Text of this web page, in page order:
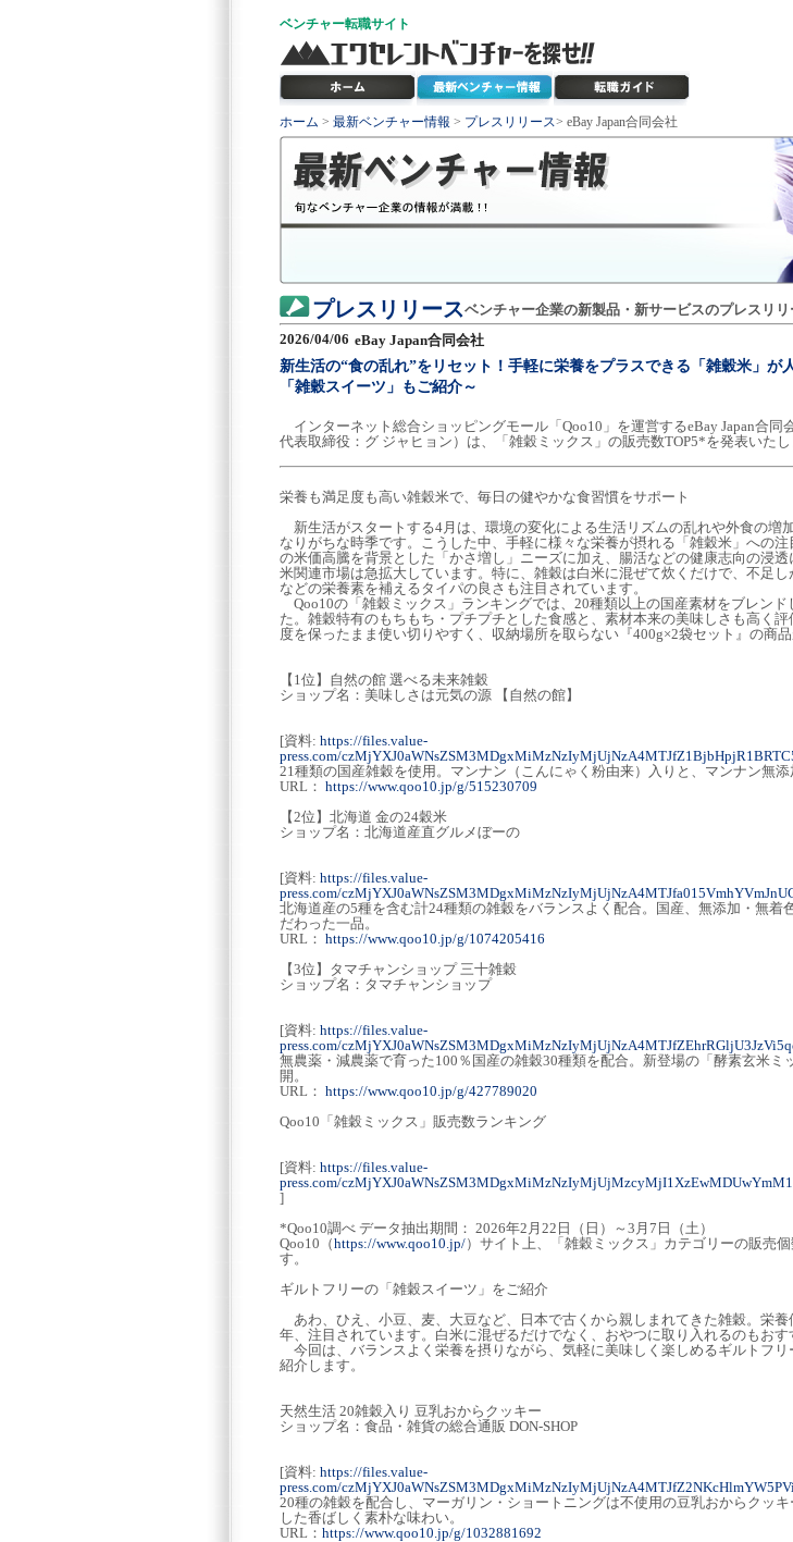
ベンチャー転職サイト
ホーム > 最新ベンチャー情報 > プレスリリース> eBay Japan合同会社
プレスリリースベンチャー企業の新製品・新サービスのプレスリリ
2026/04/06 eBay Japan合同会社
新生活の“食の乱れ”をリセット！手軽に栄養をプラスできる「雑穀米」が
「雑穀スイーツ」もご紹介～
インターネット総合ショッピングモール「Qoo10」を運営するeBay Japan合同
代表取締役：グ ジャヒョン）は、「雑穀ミックス」の販売数TOP5*を発表いたし
栄養も満足度も高い雑穀米で、毎日の健やかな食習慣をサポート
新生活がスタートする4月は、環境の変化による生活リズムの乱れや外食の増
なりがちな時季です。こうした中、手軽に様々な栄養が摂れる「雑穀米」への
の米価高騰を背景とした「かさ増し」ニーズに加え、腸活などの健康志向の浸
米関連市場は急拡大しています。特に、雑穀は白米に混ぜて炊くだけで、不足
などの栄養素を補えるタイパの良さも注目されています。
Qoo10の「雑穀ミックス」ランキングでは、20種類以上の国産素材をブレンド
た。雑穀特有のもちもち・プチプチとした食感と、素材本来の美味しさも高く
度を保ったまま使い切りやすく、収納場所を取らない『400g×2袋セット』の商品
【1位】自然の館 選べる未来雑穀
ショップ名：美味しさは元気の源 【自然の館】
[資料: https://files.value-
press.com/
21種類の国産雑穀を使用。マンナン（こんにゃく粉由来）入りと、マンナン無添
URL： https://www.qoo10.jp/g/515230709
【2位】北海道 金の24穀米
ショップ名：北海道産直グルメぼーの
[資料: https://files.value-
press.com/
北海道産の5種を含む計24種類の雑穀をバランスよく配合。国産、無添加・無着
だわった一品。
URL： https://www.qoo10.jp/g/1074205416
【3位】タマチャンショップ 三十雑穀
ショップ名：タマチャンショップ
[資料: https://files.value-
press.com/
無農薬・減農薬で育った100％国産の雑穀30種類を配合。新登場の「酵素玄米ミ
開。
URL： https://www.qoo10.jp/g/427789020
Qoo10「雑穀ミックス」販売数ランキング
[資料: https://files.value-
press.com/
]
*Qoo10調べ データ抽出期間： 2026年2月22日（日）～3月7日（土）
Qoo10（https://www.qoo10.jp/）サイト上、「雑穀ミックス」カテゴリーの販売
す。
ギルトフリーの「雑穀スイーツ」をご紹介
あわ、ひえ、小豆、麦、大豆など、日本で古くから親しまれてきた雑穀。栄養
年、注目されています。白米に混ぜるだけでなく、おやつに取り入れるのもおす
今回は、バランスよく栄養を摂りながら、気軽に美味しく楽しめるギルトフ
紹介します。
天然生活 20雑穀入り 豆乳おからクッキー
ショップ名：食品・雑貨の総合通販 DON-SHOP
[資料: https://files.value-
press.com/
20種の雑穀を配合し、マーガリン・ショートニングは不使用の豆乳おからクッ
した香ばしく素朴な味わい。
URL： https://www.qoo10.jp/g/1032881692